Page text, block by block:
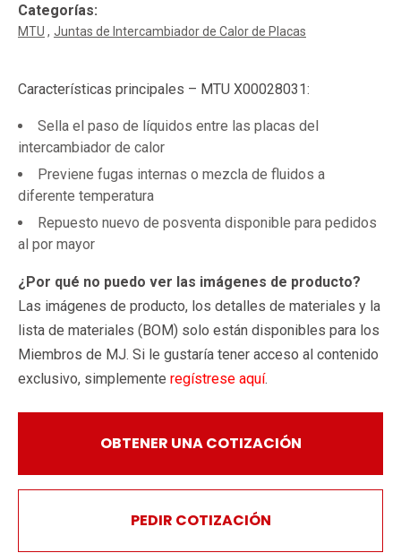
Categorías:
MTU Juntas de Intercambiador de Calor de Placas
Características principales – MTU X00028031:
Sella el paso de líquidos entre las placas del
intercambiador de calor
Previene fugas internas o mezcla de fluidos a
diferente temperatura
Repuesto nuevo de posventa disponible para pedidos
al por mayor
¿Por qué no puedo ver las imágenes de producto?
Las imágenes de producto, los detalles de materiales y la
lista de materiales (BOM) solo están disponibles para los
Miembros de MJ. Si le gustaría tener acceso al contenido
exclusivo, simplemente regístrese aquí.
OBTENER UNA COTIZACIÓN
PEDIR COTIZACIÓN